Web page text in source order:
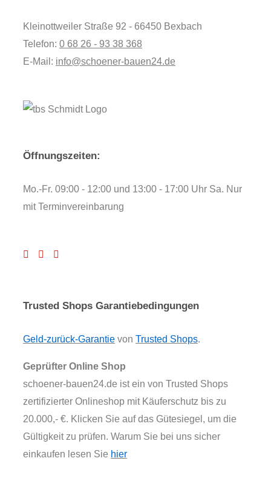
Kleinottweiler Straße 92 - 66450 Bexbach
Telefon: 0 68 26 - 93 38 368
E-Mail: info@schoener-bauen24.de
Öffnungszeiten:
Mo.-Fr. 09:00 - 12:00 und 13:00 - 17:00 Uhr Sa. Nur
mit Terminvereinbarung
Trusted Shops Garantiebedingungen
Geld-zurück-Garantie von Trusted Shops.
Geprüfter Online Shop
schoener-bauen24.de ist ein von Trusted Shops
zertifizierter Onlineshop mit Käuferschutz bis zu
20.000,- €. Klicken Sie auf das Gütesiegel, um die
Gültigkeit zu prüfen. Warum Sie bei uns sicher
einkaufen lesen Sie hier